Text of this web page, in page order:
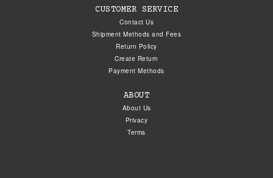
CUSTOMER SERVICE
Contact Us
Shipment Methods and Fees
Return Policy
Create Return
Payment Methods
ABOUT
About Us
Privacy
Terms